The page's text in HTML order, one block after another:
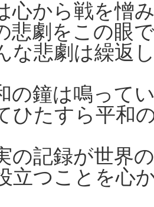
心から戦を憎
悲劇をこの眼
な悲劇は繰返
の鐘は鳴って
ひたすら平和
の記録が世界
立つことを心